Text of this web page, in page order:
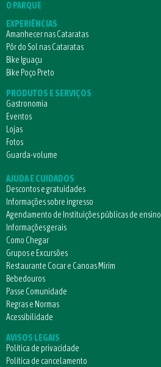
O PARQUE
EXPERIÊNCIAS
Amanhecer nas Cataratas
Pôr do Sol nas Cataratas
Bike Iguaçu
Bike Poço Preto
PRODUTOS E SERVIÇOS
Gastronomia
Eventos
Lojas
Fotos
Guarda-volume
AJUDA E CUIDADOS
Descontos e gratuidades
Informações sobre ingresso
Agendamento de Instituições públicas de ensino
Informações gerais
Como Chegar
Grupos e Excursões
Restaurante Cocar e Canoas Mirim
Bebedouros
Passe Comunidade
Regras e Normas
Acessibilidade
AVISOS LEGAIS
Política de privacidade
Política de cancelamento